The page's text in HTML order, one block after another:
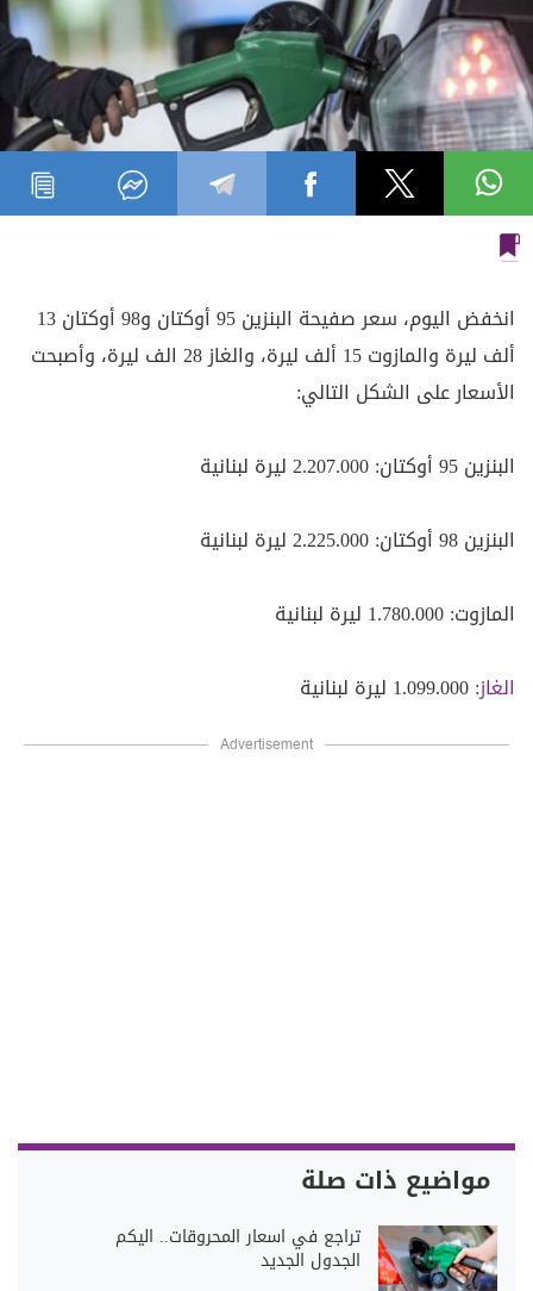
انخفض اليوم، سعر صفيحة البنزين 95 أوكتان و98 أوكتان 13
ألف ليرة والمازوت 15 ألف ليرة، والغاز 28 الف ليرة، وأصبحت
الأسعار على الشكل التالي:
البنزين 95 أوكتان: 2.207.000 ليرة لبنانية
البنزين 98 أوكتان: 2.225.000 ليرة لبنانية
المازوت: 1.780.000 ليرة لبنانية
الغاز: 1.099.000 ليرة لبنانية
Advertisement
مواضيع ذات صلة
تراجع في اسعار المحروقات.. اليكم
الجدول الجديد